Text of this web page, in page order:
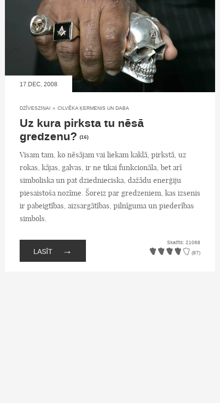
17.DEC, 2008
DZĪVESZIŅAI » CILVĒKA ĶERMENIS UN DABA
Uz kura pirksta tu nēsā
gredzenu? (16)
Visam tam, ko nēsājam vai liekam kaklā, pirkstā, uz
rokas, kājas, galvas, ir ne tikai funkcionāla, bet arī
simboliska un pat dziednieciska, dažādu enerģiju
piesaistoša nozīme. Šoreiz par gredzeniem, kas izsenis
ir pabeigtības, aizsargātības, pilnīguma un piederības
simbols.
LASĪT →
Skatīts: 21068
(87)